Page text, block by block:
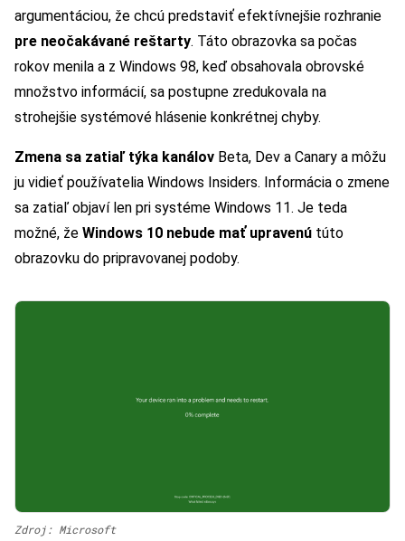
argumentáciou, že chcú predstaviť efektívnejšie rozhranie
pre neočakávané reštarty. Táto obrazovka sa počas
rokov menila a z Windows 98, keď obsahovala obrovské
množstvo informácií, sa postupne zredukovala na
strohejšie systémové hlásenie konkrétnej chyby.
Zmena sa zatiaľ týka kanálov Beta, Dev a Canary a môžu
ju vidieť používatelia Windows Insiders. Informácia o zmene
sa zatiaľ objaví len pri systéme Windows 11. Je teda
možné, že Windows 10 nebude mať upravenú túto
obrazovku do pripravovanej podoby.
Zdroj: Microsoft